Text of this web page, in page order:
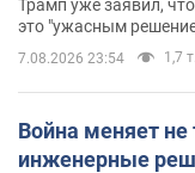
Трамп уже заявил,
это "ужасным
7.08.2026 23:54 1,7 т.
Война меняет не
инженерные